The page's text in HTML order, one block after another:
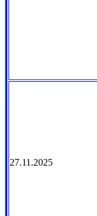
27.11.2025